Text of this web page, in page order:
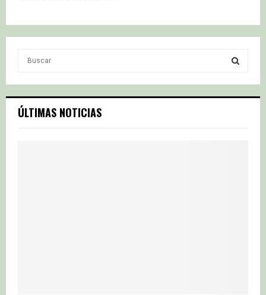
c
h
S
ÚLTIMAS NOTICIAS